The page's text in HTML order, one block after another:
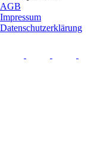
AGB
Impressum
Datenschutzerklärung